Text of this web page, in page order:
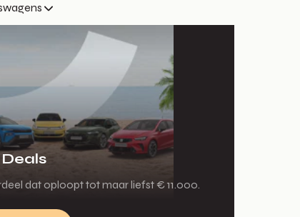
dat oploopt tot maar liefst € 11.000.